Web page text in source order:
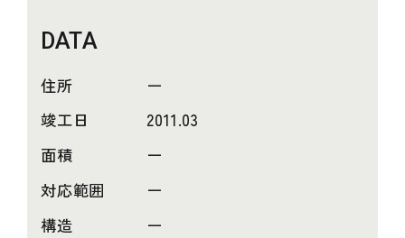
DATA
住所
ー
竣工日
2011.03
面積
ー
対応範囲
ー
構造
ー